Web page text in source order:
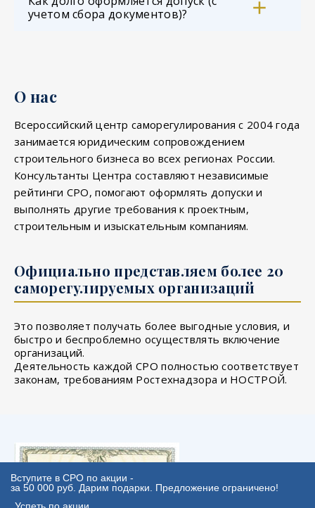
Вступите в СРО по акции -
за 50 000 руб. Дарим подарки. Предложение ограничено!
учетом сбора документов)?
О нас
Всероссийский центр саморегулирования с 2004 года
занимается юридическим сопровождением
строительного бизнеса во всех регионах России.
Консультанты Центра составляют независимые
рейтинги СРО, помогают оформлять допуски и
выполнять другие требования к проектным,
строительным и изыскательным компаниям.
Официально представляем более 20
саморегулируемых организаций
Это позволяет получать более выгодные условия, и
быстро и беспроблемно осуществлять включение
организаций.
Деятельность каждой СРО полностью соответствует
законам, требованиям Ростехнадзора и НОСТРОЙ.